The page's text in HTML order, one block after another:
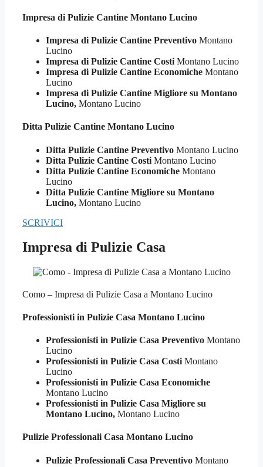
Impresa di Pulizie Cantine Montano Lucino
Impresa di Pulizie Cantine Preventivo Montano
Lucino
Impresa di Pulizie Cantine Costi Montano Lucino
Impresa di Pulizie Cantine Economiche Montano
Lucino
Impresa di Pulizie Cantine Migliore su Montano
Lucino, Montano Lucino
Ditta Pulizie Cantine Montano Lucino
Ditta Pulizie Cantine Preventivo Montano Lucino
Ditta Pulizie Cantine Costi Montano Lucino
Ditta Pulizie Cantine Economiche Montano
Lucino
Ditta Pulizie Cantine Migliore su Montano
Lucino, Montano Lucino
SCRIVICI
Impresa di Pulizie Casa
Como – Impresa di Pulizie Casa a Montano Lucino
Professionisti in Pulizie Casa Montano Lucino
Professionisti in Pulizie Casa Preventivo Montano
Lucino
Professionisti in Pulizie Casa Costi Montano
Lucino
Professionisti in Pulizie Casa Economiche
Montano Lucino
Professionisti in Pulizie Casa Migliore su
Montano Lucino, Montano Lucino
Pulizie Professionali Casa Montano Lucino
Pulizie Professionali Casa Preventivo Montano